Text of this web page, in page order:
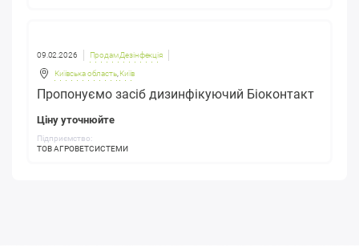
09.02.2026 Продам Дезінфекція
Київська область, Київ
Пропонуємо засіб дизинфікуючий Біоконтакт
Ціну уточнюйте
Підприємство:
ТОВ АГРОВЕТСИСТЕМИ